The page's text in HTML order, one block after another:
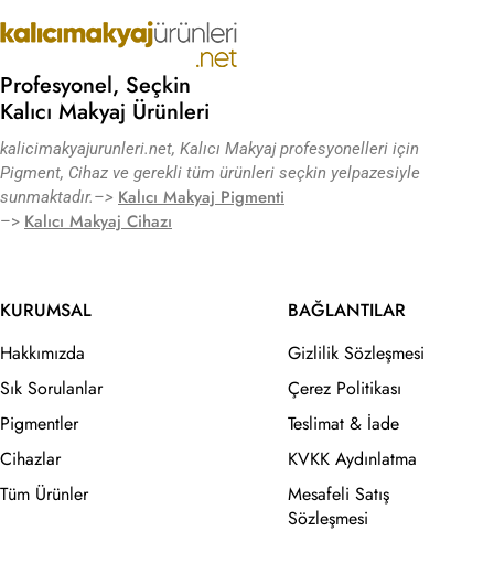
Profesyonel, Seçkin
Kalıcı Makyaj Ürünleri
kalicimakyajurunleri.net, Kalıcı Makyaj profesyonelleri için
Pigment, Cihaz ve gerekli tüm ürünleri seçkin yelpazesiyle
sunmaktadır.–> Kalıcı Makyaj Pigmenti
–> Kalıcı Makyaj Cihazı
KURUMSAL
Hakkımızda
Sık Sorulanlar
Pigmentler
Cihazlar
Tüm Ürünler
BAĞLANTILAR
Gizlilik Sözleşmesi
Çerez Politikası
Teslimat & İade
KVKK Aydınlatma
Mesafeli Satış
Sözleşmesi